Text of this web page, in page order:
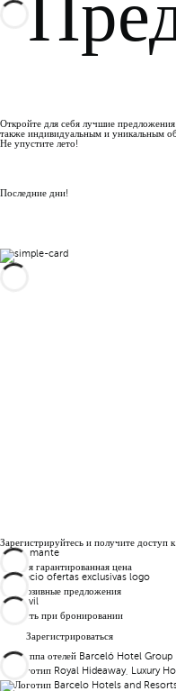
Откройте для себя лучшие
также индивидуальным и уникальным
Не упустите лето!
Последние дни!
Зарегистрируйтесь и получите
Лучшая гарантированная цена
Эксклюзивные предложения
Гибкость при бронировании
Зарегистрироваться